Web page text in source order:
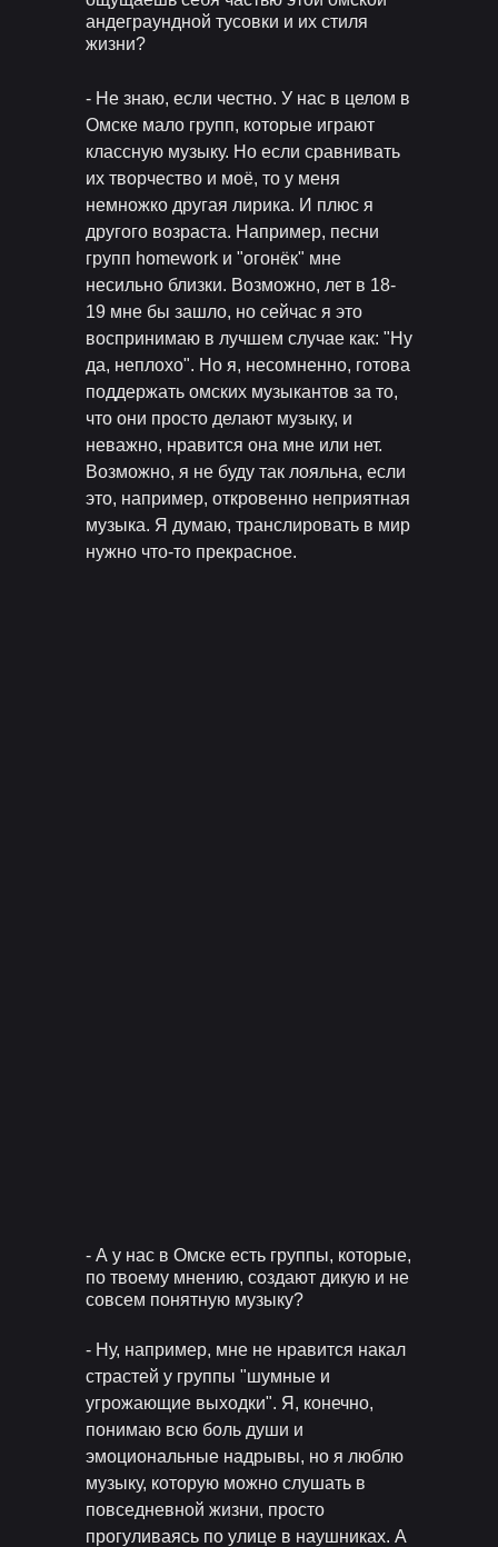
андеграундной тусовки и их стиля
жизни?
- Не знаю, если честно. У нас в целом в
Омске мало групп, которые играют
классную музыку. Но если сравнивать
их творчество и моё, то у меня
немножко другая лирика. И плюс я
другого возраста. Например, песни
групп homework и "огонёк" мне
несильно близки. Возможно, лет в 18-
19 мне бы зашло, но сейчас я это
воспринимаю в лучшем случае как: "Ну
да, неплохо". Но я, несомненно, готова
поддержать омских музыкантов за то,
что они просто делают музыку, и
неважно, нравится она мне или нет.
Возможно, я не буду так лояльна, если
это, например, откровенно неприятная
музыка. Я думаю, транслировать в мир
нужно что-то прекрасное.
- А у нас в Омске есть группы, которые,
по твоему мнению, создают дикую и не
совсем понятную музыку?
- Ну, например, мне не нравится накал
страстей у группы "шумные и
угрожающие выходки". Я, конечно,
понимаю всю боль души и
эмоциональные надрывы, но я люблю
музыку, которую можно слушать в
повседневной жизни, просто
прогуливаясь по улице в наушниках. А